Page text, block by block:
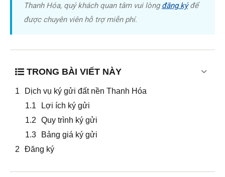
Liên hệ
Search
5/5(1 Review)
Thanh Hóa, quý khách quan tâm vui lòngđăng kýđể
được chuyên viên hỗ trợ miễn phí.
TRONG BÀI VIẾT NÀY
Dịch vụ ký gửi đất nền Thanh Hóa
Lợi ích ký gửi
Quy trình ký gửi
Bảng giá ký gửi
Đăng ký